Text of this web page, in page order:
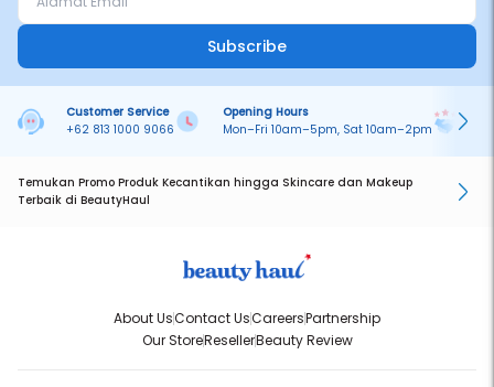
Subscribe
Customer Service
+62 813 1000 9066
Opening Hours
Mon–Fri 10am–5pm, Sat 10am–2pm
Temukan Promo Produk Kecantikan hingga Skincare dan Makeup
Terbaik di BeautyHaul
About UsContact UsCareersPartnership
Our StoreResellerBeauty Review